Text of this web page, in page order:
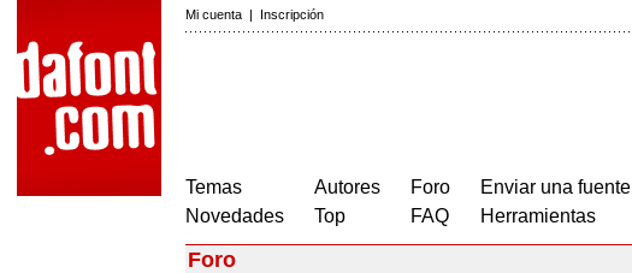
Mi cuenta | Inscripción
Temas
Novedades
Autores
Top
Foro
FAQ
Enviar una fuente
Herramientas
Foro